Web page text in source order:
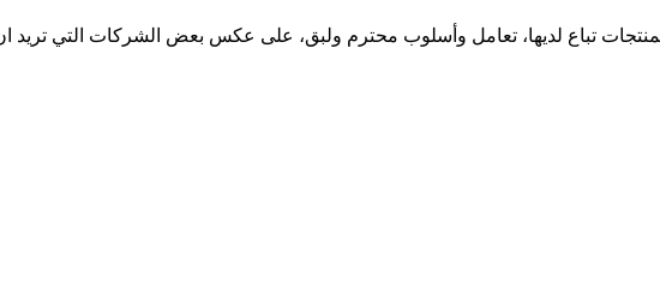
تباع لديها، تعامل وأسلوب محترم ولبق، على عكس بعض الشركات التي تريد ان